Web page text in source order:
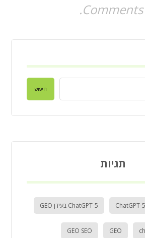
חיפוש
תגיות
ChatGPT-5 ChatGPT-5 בעידן GEO
GEO
GEO SEO